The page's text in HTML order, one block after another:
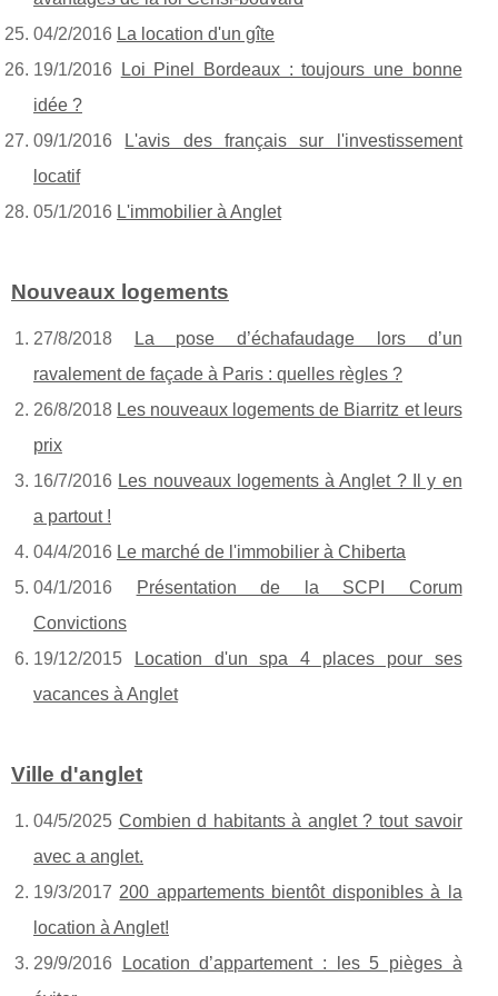
04/2/2016 La location d'un gîte
19/1/2016
Loi Pinel Bordeaux : toujours une bonne
idée ?
09/1/2016
L'avis des français sur l'investissement
locatif
05/1/2016 L'immobilier à Anglet
Nouveaux logements
27/8/2018
La pose d’échafaudage lors d’un
ravalement de façade à Paris : quelles règles ?
26/8/2018 Les nouveaux logements de Biarritz et leurs
prix
16/7/2016 Les nouveaux logements à Anglet ? Il y en
a partout !
04/4/2016 Le marché de l'immobilier à Chiberta
04/1/2016
Présentation de la SCPI Corum
Convictions
19/12/2015
Location d'un spa 4 places pour ses
vacances à Anglet
Ville d'anglet
04/5/2025 Combien d habitants à anglet ? tout savoir
avec a anglet.
19/3/2017 200 appartements bientôt disponibles à la
location à Anglet!
29/9/2016
Location d’appartement : les 5 pièges à